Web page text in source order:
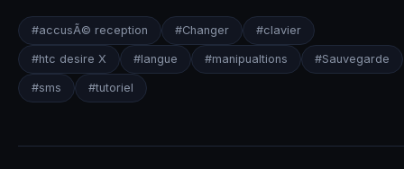
#accusÃ© reception #Changer #clavier
#htc desire X #langue #manipualtions #Sauvegarde
#sms #tutoriel